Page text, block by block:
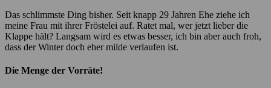
Das schlimmste Ding bisher. Seit knapp 29 Jahren Ehe ziehe ich
meine Frau mit ihrer Fröstelei auf. Ratet mal, wer jetzt lieber die
Klappe hält? Langsam wird es etwas besser, ich bin aber auch froh,
dass der Winter doch eher milde verlaufen ist.
Die Menge der Vorräte!